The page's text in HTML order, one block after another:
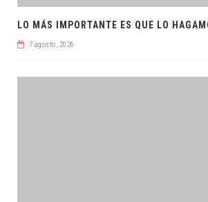
7 agosto, 2026